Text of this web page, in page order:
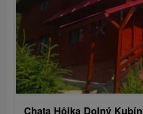
Chata Hôlka Dolný Kubín